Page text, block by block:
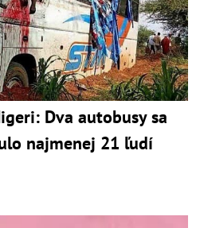
Dva autobusy sa
najmenej 21 ľudí